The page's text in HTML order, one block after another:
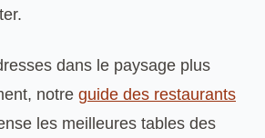
dans le paysage plus
notre guide des restaurants
les meilleures tables des